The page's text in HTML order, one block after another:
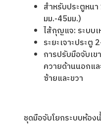
สําหรับประตูหน
มม.-45มม.)
ไส้กุญแจ: ระบบ
ระยะเจาะประตู
การปรับมือจับเข
ควายด้านนอกแ
ซ้ายและขวา
ชุดมือจับโยกระบบห้อง